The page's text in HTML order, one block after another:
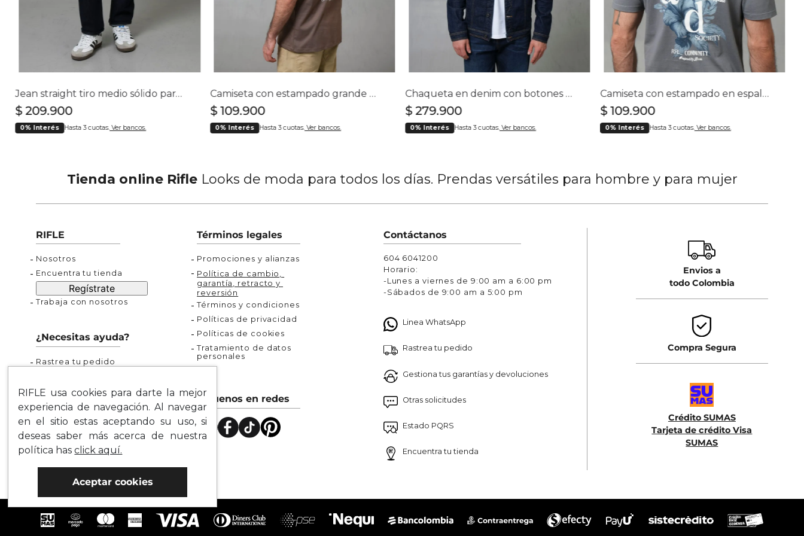
RIFLE usa cookies para darte la mejor
experiencia de navegación. Al navegar
en el sitio estas aceptando su uso, si
deseas saber más acerca de nuestra
política hasclick aquí.
Aceptar cookies
Chaquetas y Chalecos
Chaquetas y Chalecos
Buzos
Chaquetas y Chalecos
chaquetas mujer
Jean straight tiro medio sólido para hombre
$ 209.900
0% Interés Hasta 3 cuotas.Ver bancos.
Camiseta con estampado grande en espalda para hombre
$ 109.900
0% Interés Hasta 3 cuotas.Ver bancos.
Chaqueta en denim con botones para hombre
$ 279.900
0% Interés Hasta 3 cuotas.Ver bancos.
Camiseta con estampado en espalda para hombre
$ 109.900
0% Interés Hasta 3 cuotas.Ver bancos.
Tienda online RifleLooks de moda para todos los días. Prendas versátiles para hombre y para mujer
RIFLE
Nosotros
Encuentra tu tienda
Regístrate
Trabaja con nosotros
¿Necesitas ayuda?
Rastrea tu pedido
Preguntas Frecuentes
Guía de Tallas
Mapa del Sitio
Términos legales
Promociones y alianzas
Política de cambio,
garantía, retracto y
reversión
Términos y condiciones
Políticas de privacidad
Políticas de cookies
Tratamiento de datos
personales
Síguenos en redes
Contáctanos
604 6041200
Horario:
-Lunes a viernes de 9:00 am a 6:00 pm
-Sábados de 9:00 am a 5:00 pm
Linea WhatsApp
Rastrea tu pedido
Gestiona tus garantías y devoluciones
Otras solicitudes
Estado PQRS
Encuentra tu tienda
Envios a
todo Colombia
Compra Segura
Crédito SUMAS
Tarjeta de crédito Visa
SUMAS